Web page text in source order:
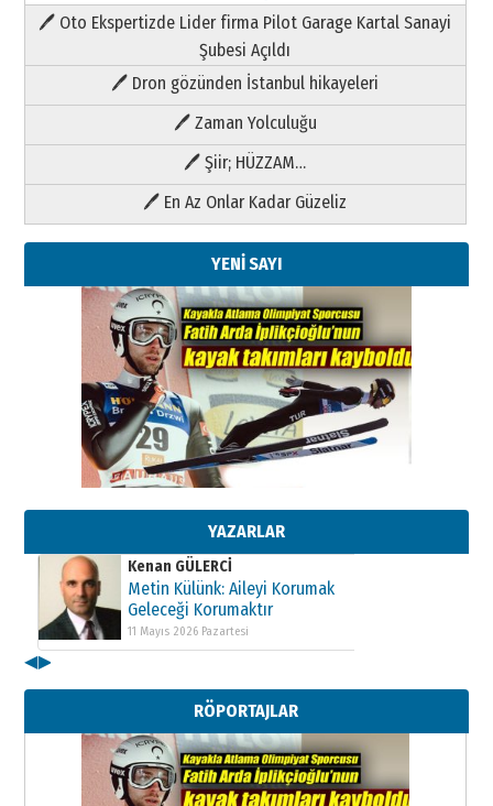
🖊 Oto Ekspertizde Lider firma Pilot Garage Kartal Sanayi
Şubesi Açıldı
🖊 Dron gözünden İstanbul hikayeleri
🖊 Zaman Yolculuğu
🖊 Şiir; HÜZZAM…
🖊 En Az Onlar Kadar Güzeliz
YENİ SAYI
YAZARLAR
Kenan GÜLERCİ
Metin Külünk: Aileyi Korumak
Geleceği Korumaktır
11 Mayıs 2026 Pazartesi
Kenan GÜLERCİ
Metin Külünk: Aileyi Korumak
Geleceği Korumaktır
11 Mayıs 2026 Pazartesi
Metin Külünk: Aileyi Korumak
Geleceği Korumaktır
11 Mayıs 2026 Pazartesi
◀▶
RÖPORTAJLAR